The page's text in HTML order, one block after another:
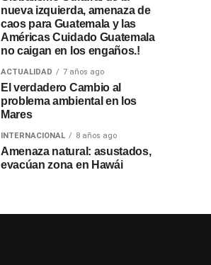
nueva izquierda, amenaza de
caos para Guatemala y las
Américas Cuidado Guatemala
no caigan en los engaños.!
ACTUALIDAD 7 años ago
El verdadero Cambio al
problema ambiental en los
Mares
INTERNACIONAL 8 años ago
Amenaza natural: asustados,
evacúan zona en Hawái